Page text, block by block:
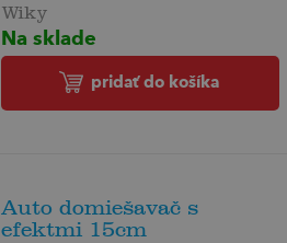
Wiky
Na sklade
pridať do košíka
Auto domiešavač s
efektmi 15cm